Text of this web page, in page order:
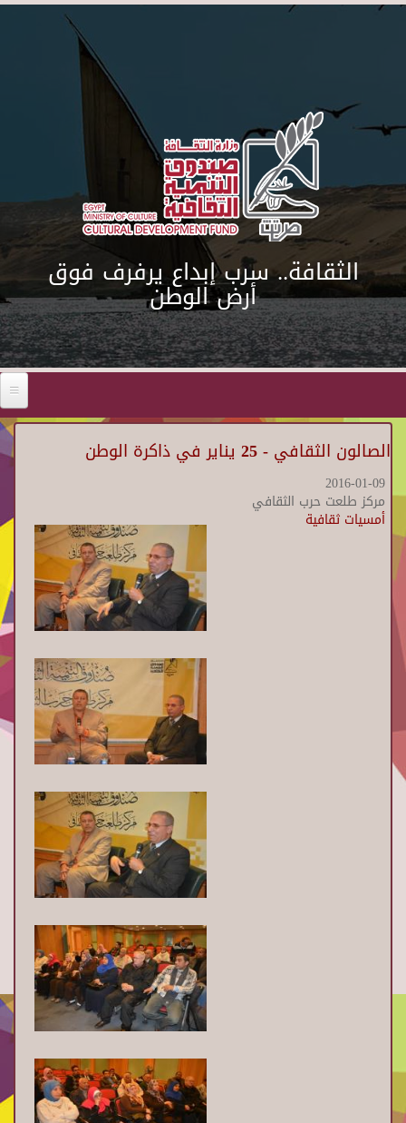
Skip to main content
الثقافة.. سرب إبداع يرفرف فوق
أرض الوطن
الصالون الثقافي - 25 يناير في ذاكرة الوطن
2016-01-09
مركز طلعت حرب الثقافي
أمسيات ثقافية